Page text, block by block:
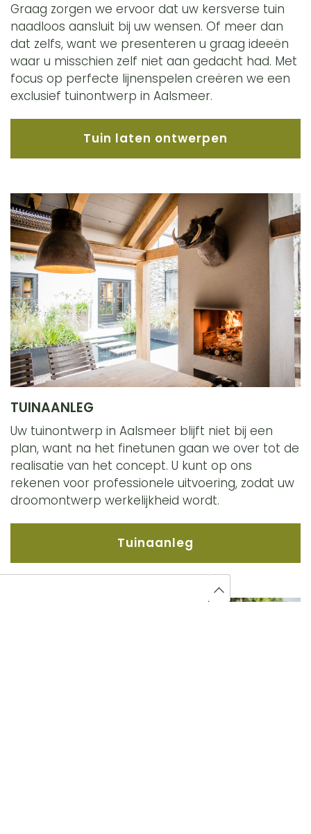
Graag zorgen we ervoor dat uw kersverse tuin
naadloos aansluit bij uw wensen. Of meer dan
dat zelfs, want we presenteren u graag ideeën
waar u misschien zelf niet aan gedacht had. Met
focus op perfecte lijnenspelen creëren we een
exclusief tuinontwerp in Aalsmeer.
Tuin laten ontwerpen
TUINAANLEG
Uw tuinontwerp in Aalsmeer blijft niet bij een
plan, want na het finetunen gaan we over tot de
realisatie van het concept. U kunt op ons
rekenen voor professionele uitvoering, zodat uw
droomontwerp werkelijkheid wordt.
Tuinaanleg